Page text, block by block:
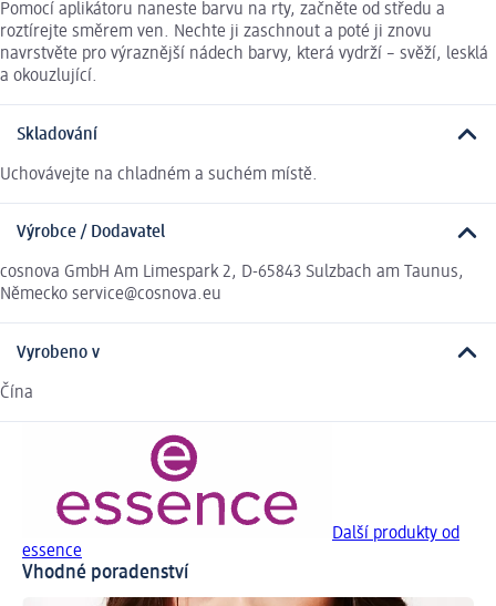
Pomocí aplikátoru naneste barvu na rty, začněte od středu a
roztírejte směrem ven. Nechte ji zaschnout a poté ji znovu
navrstvěte pro výraznější nádech barvy, která vydrží – svěží, lesklá
a okouzlující.
Skladování
Uchovávejte na chladném a suchém místě.
Výrobce / Dodavatel
cosnova GmbH Am Limespark 2, D-65843 Sulzbach am Taunus,
Německo service@cosnova.eu
Vyrobeno v
Čína
Další produkty od
essence
Vhodné poradenství